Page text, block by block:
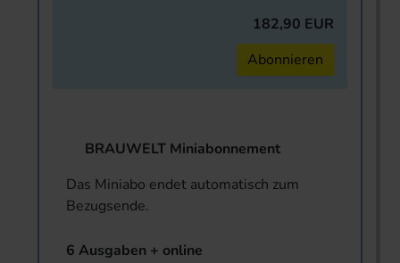
182,90 EUR
Abonnieren
BRAUWELT Miniabonnement
Das Miniabo endet automatisch zum
Bezugsende.
6 Ausgaben + online